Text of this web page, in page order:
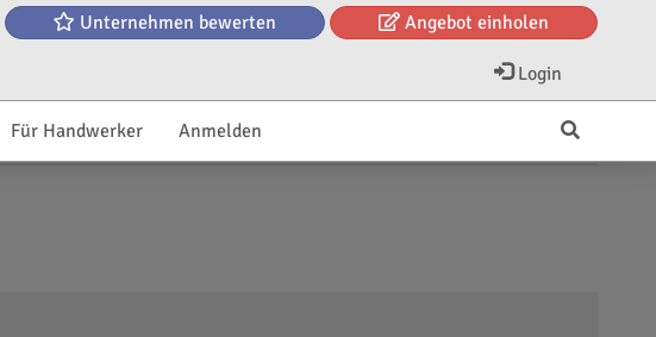
Unternehmen bewerten Angebot einholen
Login
Für Handwerker Anmelden